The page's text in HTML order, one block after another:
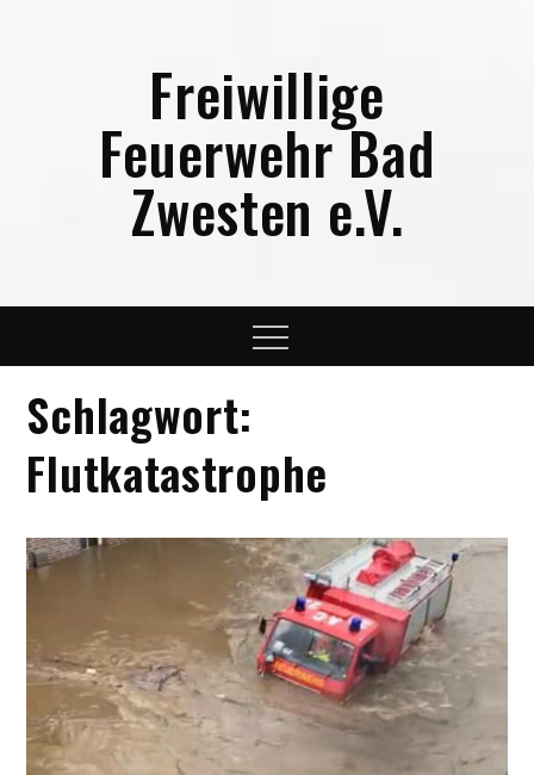
Freiwillige
Feuerwehr Bad
Zwesten e.V.
Menu
Schlagwort:
Flutkatastrophe